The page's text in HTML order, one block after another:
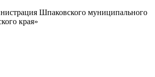
Шпаковского муниципального
края»